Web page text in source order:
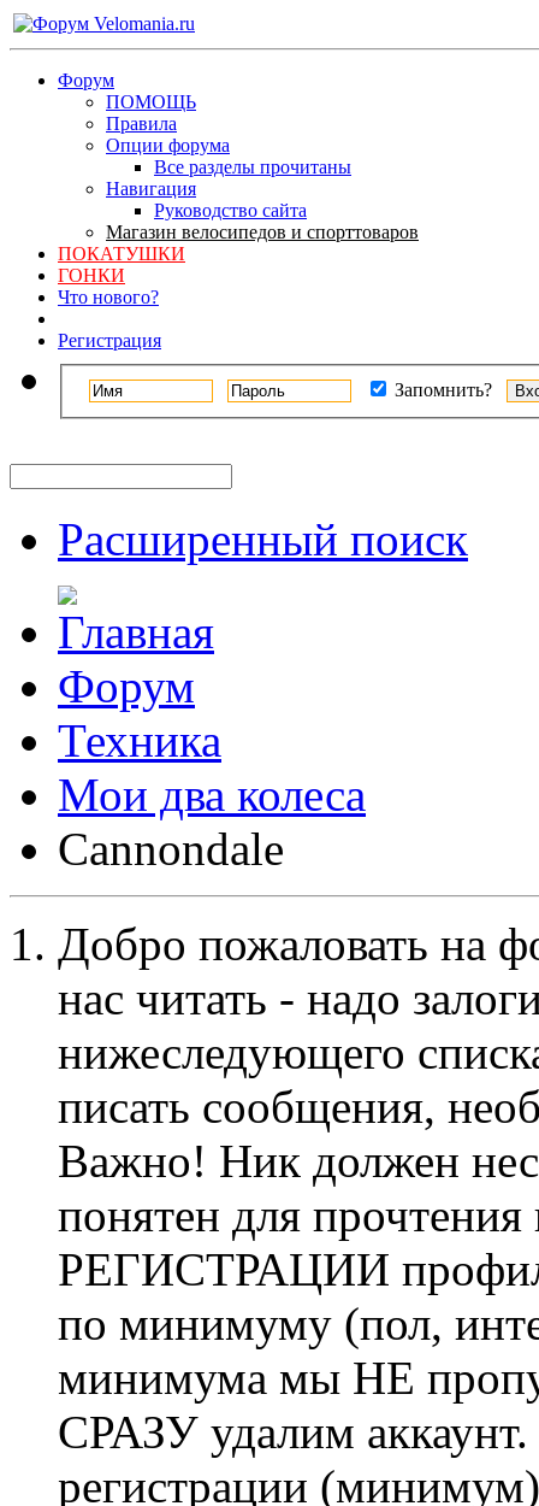
Форум
ПОМОЩЬ
Правила
Опции форума
Все разделы прочитаны
Навигация
Руководство сайта
Магазин велосипедов и спорттоваров
ПОКАТУШКИ
ГОНКИ
Что нового?
Регистрация
Запомнить?
Расширенный поиск
Форум
Техника
Мои два колеса
Cannondale
Добро пожаловать на
нас читать - надо
нижеследующего
писать сообщения,
Важно! Ник должен
понятен для
РЕГИСТРАЦИИ профиль
по минимуму (пол,
минимума мы НЕ
СРАЗУ удалим
регистрации